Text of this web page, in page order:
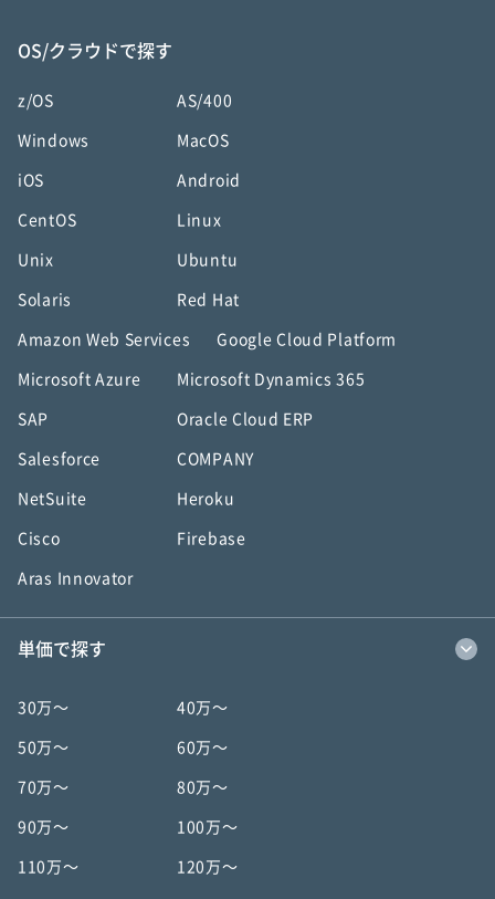
OS/クラウドで探す
z/OS AS/400
Windows MacOS
iOS Android
CentOS Linux
Unix Ubuntu
Solaris Red Hat
Amazon Web Services Google Cloud Platform
Microsoft Azure Microsoft Dynamics 365
SAP Oracle Cloud ERP
Salesforce COMPANY
NetSuite Heroku
Cisco Firebase
Aras Innovator
単価で探す
30万〜 40万〜
50万〜 60万〜
70万〜 80万〜
90万〜 100万〜
110万〜 120万〜